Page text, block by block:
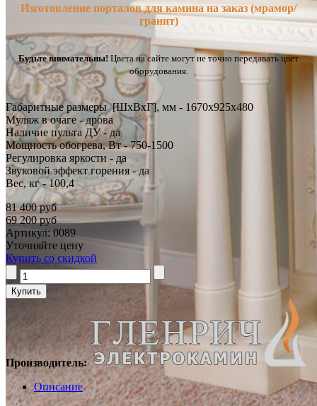
Изготовление порталов для камина на заказ (мрамор/
гранит)
Будьте внимательны! Цвета на сайте могут не точно передавать цвет
оборудования.
Габаритные размеры [ШxВxГ], мм - 1670x925x480
Муляж в очаге - дрова
Наличие пульта ДУ - да
Мощность обогрева, Вт - 750-1500
Регулировка яркости - да
Звуковой эффект горения - да
Вес, кг - 100,4
81 400 руб
69 200 руб
Артикул: 0089
Уточняйте цену
Купить со скидкой
Производитель:
Описание